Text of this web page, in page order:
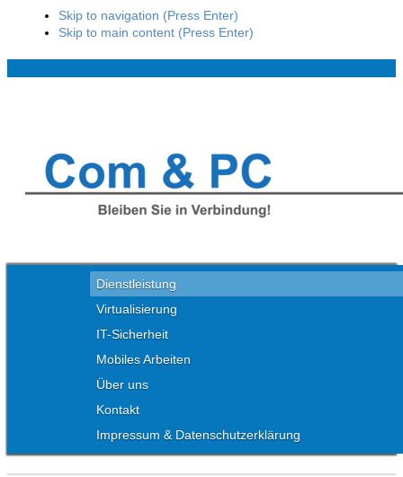
Skip to navigation (Press Enter)
Skip to main content (Press Enter)
Dienstleistung
Virtualisierung
IT-Sicherheit
Mobiles Arbeiten
Über uns
Kontakt
Impressum & Datenschutzerklärung